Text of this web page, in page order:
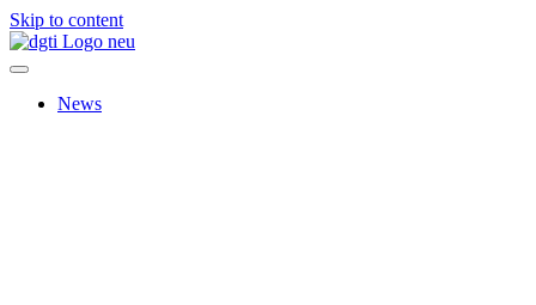
Skip to content
News